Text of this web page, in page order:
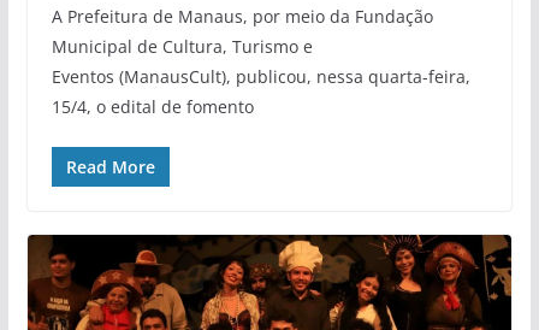
A Prefeitura de Manaus, por meio da Fundação
Municipal de Cultura, Turismo e
Eventos (ManausCult), publicou, nessa quarta-feira,
15/4, o edital de fomento
Read More